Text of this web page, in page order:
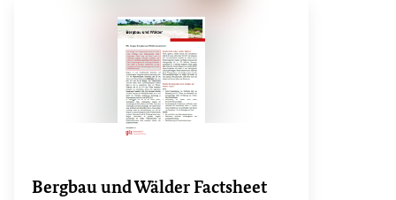
Bergbau und WälderFactsheet